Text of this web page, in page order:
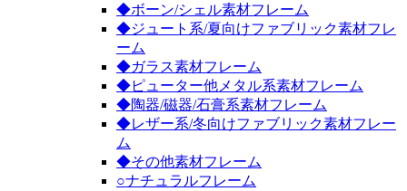
◆ボーン/シェル素材フレーム
◆ジュート系/夏向けファブリック素材フレ
ーム
◆ガラス素材フレーム
◆ピューター他メタル系素材フレーム
◆陶器/磁器/石膏系素材フレーム
◆レザー系/冬向けファブリック素材フレー
ム
◆その他素材フレーム
○ナチュラルフレーム